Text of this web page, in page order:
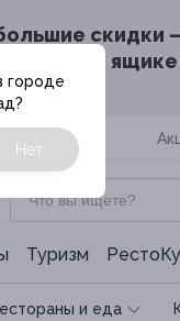
скидки
почтовом ящике
Туризм
и еда
городе
?
Нет